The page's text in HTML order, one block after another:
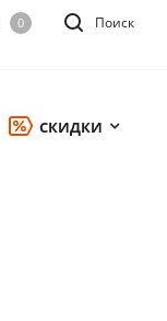
Поиск
0
СКИДКИ